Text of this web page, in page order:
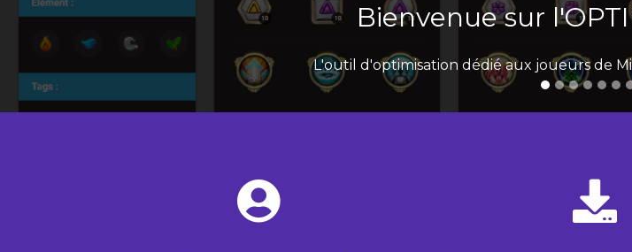
Bienvenue sur
L'outil d'optimisation dédié aux joueurs de
Importez votre profil
Une fois votre profil importé, vous pourrez filtrer